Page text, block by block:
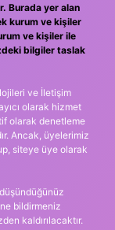
Burada yer alan
kurum ve kişiler
ve kişiler ile
bilgiler taslak
ve İletişim
olarak hizmet
olarak denetleme
Ancak, üyelerimiz
siteye üye olarak
bildirmeniz
kaldırılacaktır.